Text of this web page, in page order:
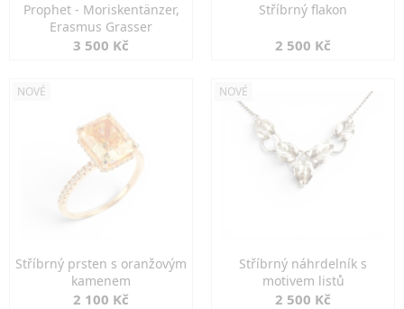
Prophet - Moriskentänzer,
Erasmus Grasser
3 500 Kč
Stříbrný flakon
2 500 Kč
NOVÉ
Stříbrný prsten s oranžovým
kamenem
2 100 Kč
NOVÉ
Stříbrný náhrdelník s
motivem listů
2 500 Kč